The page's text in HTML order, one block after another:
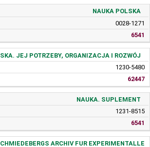
NAUKA POLSKA
0028-1271
6541
JEJ POTRZEBY, ORGANIZACJA I ROZWÓJ
1230-5480
62447
NAUKA. SUPLEMENT
1231-8515
6541
ARCHIV FUR EXPERIMENTALLE